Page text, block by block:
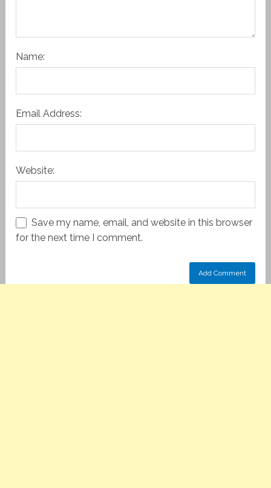
Name:
Email Address:
Website:
Save my name, email, and website in this browser
for the next time I comment.